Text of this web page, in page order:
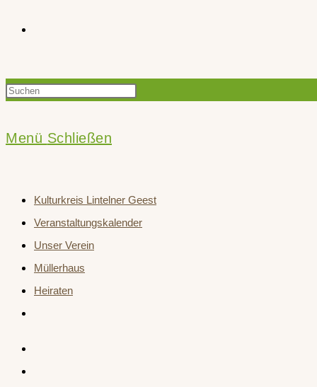
Suche
Press
search
panel.
Menü Schließen
Kulturkreis Lintelner Geest
Veranstaltungskalender
Unser Verein
Müllerhaus
Heiraten